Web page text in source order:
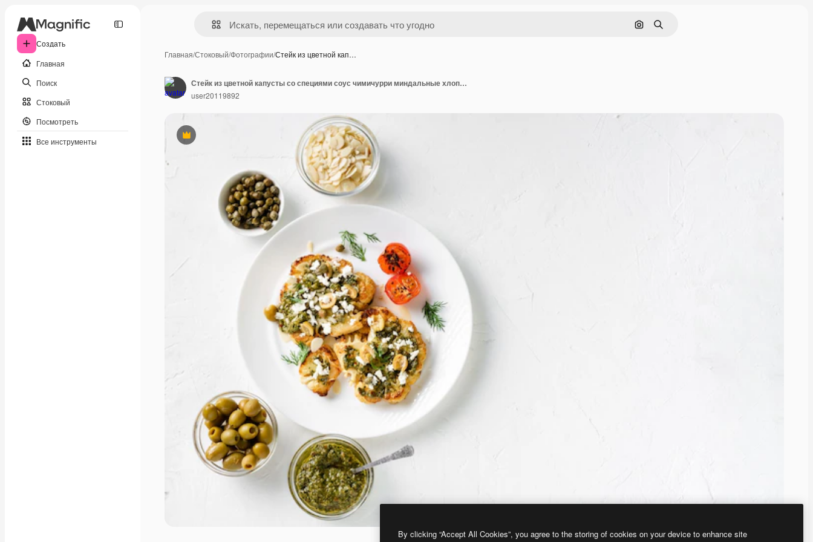
Создать
Главная
Поиск
Стоковый
Посмотреть
Все инструменты
Поиск по изображению
Поиск
Главная/Стоковый/Фотографии/Стейк из цветной кап…
Премиум
Стейк из цветной капусты со специями соус чимичурри миндальные хлопья оливки жареные помидоры черри и каперсы на белой тарелке Вегетарианская еда Белый фон Место для текста
user20119892
By clicking “Accept All Cookies”, you agree to the storing of cookies on your device to enhance site